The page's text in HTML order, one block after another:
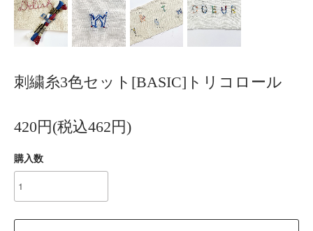
刺繍糸3色セット[BASIC]トリコロール
420円(税込462円)
購入数